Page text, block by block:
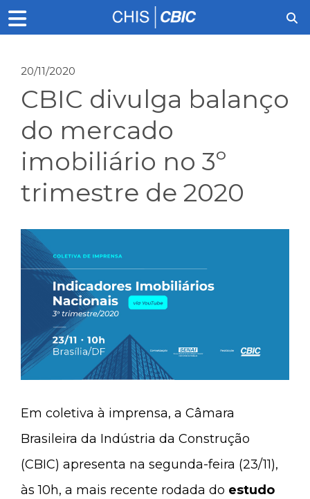
20/11/2020
CBIC divulga balanço
do mercado
imobiliário no 3º
trimestre de 2020
Em coletiva à imprensa, a Câmara
Brasileira da Indústria da Construção
(CBIC) apresenta na segunda-feira (23/11),
às 10h, a mais recente rodada do estudo